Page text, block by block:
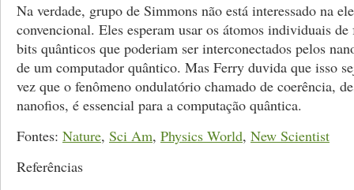
Na verdade, grupo de Simmons não está interessado na
convencional. Eles esperam usar os átomos individuais
bits quânticos que poderiam ser interconectados pelos
de um computador quântico. Mas Ferry duvida que isso
vez que o fenômeno ondulatório chamado de coerência,
nanofios, é essencial para a computação quântica.
Fontes: Nature, Sci Am, Physics World, New Scientist
Referências